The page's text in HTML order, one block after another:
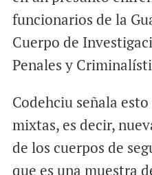
funcionarios de la
Cuerpo de
Penales y
Codehciu señala
mixtas, es decir,
de los cuerpos de
que es una muestra